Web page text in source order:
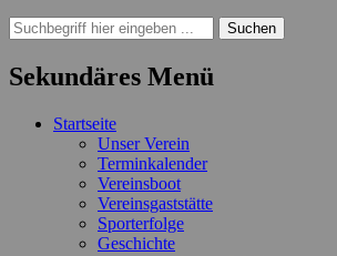
Suchen
Suchen
nach:
Sekundäres Menü
Zum
Startseite
Unser Verein
Terminkalender
Vereinsboot
Vereinsgaststätte
Sporterfolge
Geschichte